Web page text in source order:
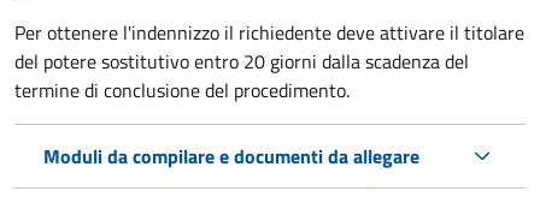
Per ottenere l'indennizzo il richiedente deve attivare il titolare
del potere sostitutivo entro 20 giorni dalla scadenza del
termine di conclusione del procedimento.
Moduli da compilare e documenti da allegare